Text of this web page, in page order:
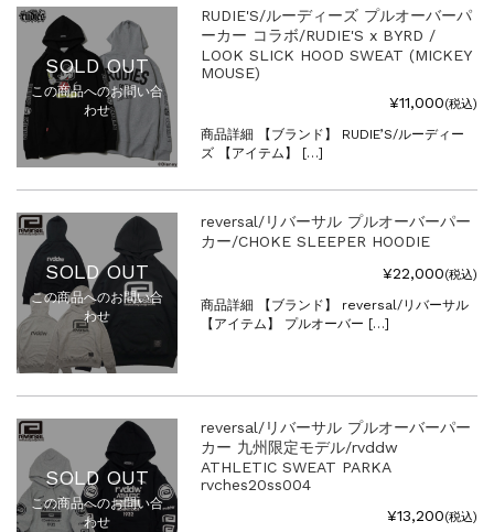
SOLD OUT
この商品へのお問い合
わせ
RUDIE'S/ルーディーズ プルオーバーパ
ーカー コラボ/RUDIE'S x BYRD /
LOOK SLICK HOOD SWEAT (MICKEY
MOUSE)
¥11,000(税込)
商品詳細 【ブランド】 RUDIE’S/ルーディー
ズ 【アイテム】 […]
SOLD OUT
この商品へのお問い合
わせ
reversal/リバーサル プルオーバーパー
カー/CHOKE SLEEPER HOODIE
¥22,000(税込)
商品詳細 【ブランド】 reversal/リバーサル
【アイテム】 プルオーバー […]
SOLD OUT
この商品へのお問い合
わせ
reversal/リバーサル プルオーバーパー
カー 九州限定モデル/rvddw
ATHLETIC SWEAT PARKA
rvches20ss004
¥13,200(税込)